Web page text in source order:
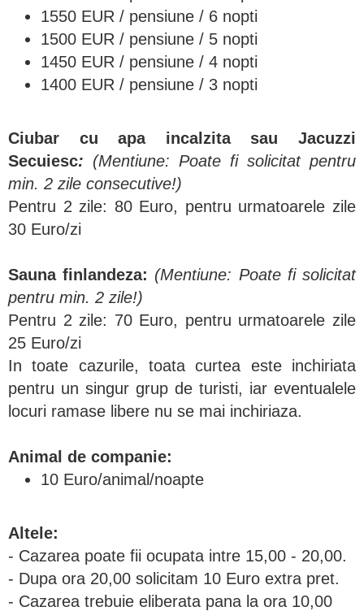
1550 EUR / pensiune / 6 nopti
1500 EUR / pensiune / 5 nopti
1450 EUR / pensiune / 4 nopti
1400 EUR / pensiune / 3 nopti
Ciubar cu apa incalzita sau Jacuzzi
Secuiesc: (Mentiune: Poate fi solicitat pentru
min. 2 zile consecutive!)
Pentru 2 zile: 80 Euro, pentru urmatoarele zile
30 Euro/zi
Sauna finlandeza: (Mentiune: Poate fi solicitat
pentru min. 2 zile!)
Pentru 2 zile: 70 Euro, pentru urmatoarele zile
25 Euro/zi
In toate cazurile, toata curtea este inchiriata
pentru un singur grup de turisti, iar eventualele
locuri ramase libere nu se mai inchiriaza.
Animal de companie:
10 Euro/animal/noapte
Altele:
- Cazarea poate fii ocupata intre 15,00 - 20,00.
- Dupa ora 20,00 solicitam 10 Euro extra pret.
- Cazarea trebuie eliberata pana la ora 10,00